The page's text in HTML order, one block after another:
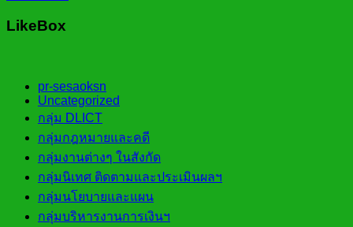
LikeBox
pr-sesaoksn
Uncategorized
กลุ่ม DLICT
กลุ่มกฎหมายและคดี
กลุ่มงานต่างๆ ในสังกัด
กลุ่มนิเทศ ติดตามและประเมินผลฯ
กลุ่มนโยบายและแผน
กลุ่มบริหารงานการเงินฯ